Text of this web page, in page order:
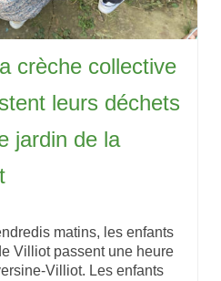
crèche collective
leurs déchets
jardin de la
matins, les enfants
Villiot passent une heure
Villiot. Les enfants